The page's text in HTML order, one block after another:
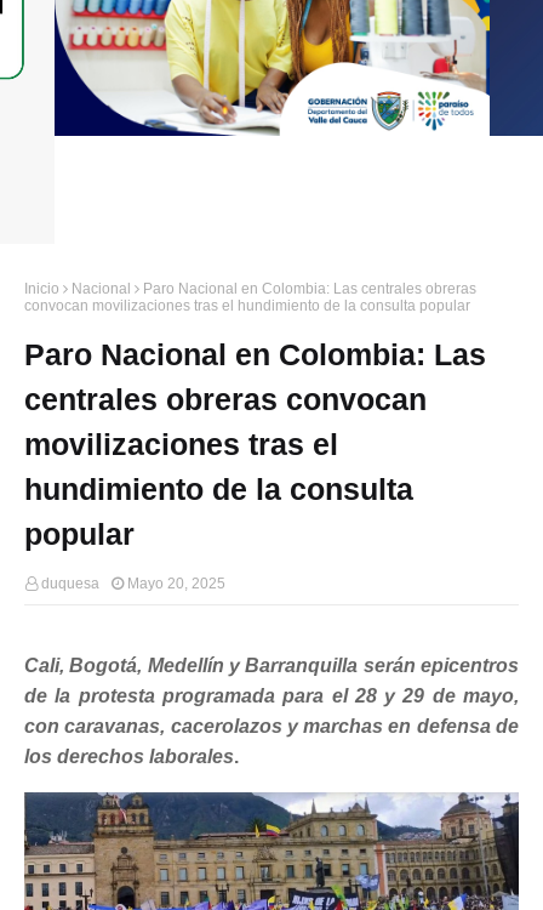
Inicio Nacional
Paro Nacional en Colombia: Las centrales obreras
convocan movilizaciones tras el hundimiento de la consulta popular
Paro Nacional en Colombia: Las
centrales obreras convocan
movilizaciones tras el
hundimiento de la consulta
popular
duquesa Mayo 20, 2025
Cali, Bogotá, Medellín y Barranquilla serán epicentros
de la protesta programada para el 28 y 29 de mayo,
con caravanas, cacerolazos y marchas en defensa de
los derechos laborales.